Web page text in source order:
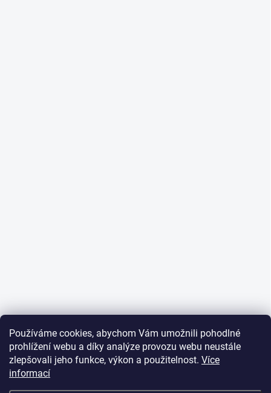
Používáme cookies, abychom Vám umožnili pohodlné
prohlížení webu a díky analýze provozu webu neustále
zlepšovali jeho funkce, výkon a použitelnost. Více
informacíInfo o DOT nepodáváme, všechny pneumatiky v nabídce